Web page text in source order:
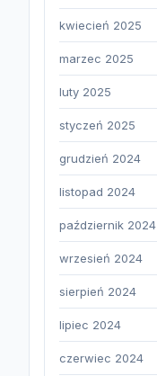
kwiecień 2025
marzec 2025
luty 2025
styczeń 2025
grudzień 2024
listopad 2024
październik 2024
wrzesień 2024
sierpień 2024
lipiec 2024
czerwiec 2024